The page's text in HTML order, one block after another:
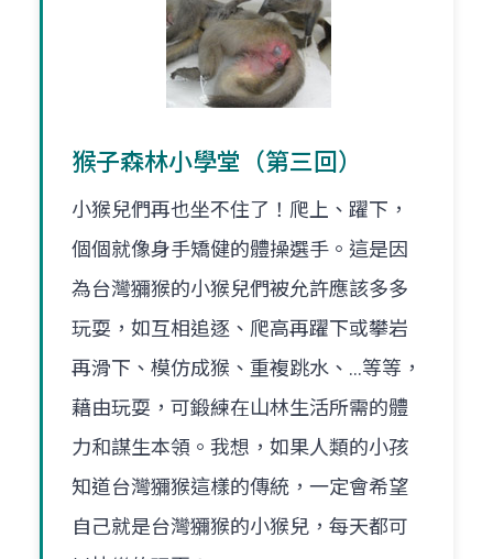
猴子森林小學堂（第三回）
小猴兒們再也坐不住了！爬上、躍下，
個個就像身手矯健的體操選手。這是因
為台灣獼猴的小猴兒們被允許應該多多
玩耍，如互相追逐、爬高再躍下或攀岩
再滑下、模仿成猴、重複跳水、…等等，
藉由玩耍，可鍛練在山林生活所需的體
力和謀生本領。我想，如果人類的小孩
知道台灣獼猴這樣的傳統，一定會希望
自己就是台灣獼猴的小猴兒，每天都可